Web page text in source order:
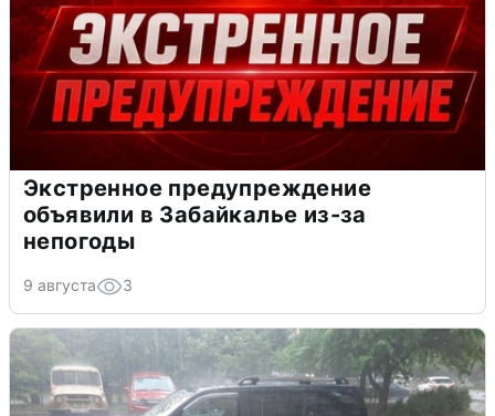
Экстренное предупреждение
объявили в Забайкалье из-за
непогоды
9 августа 3